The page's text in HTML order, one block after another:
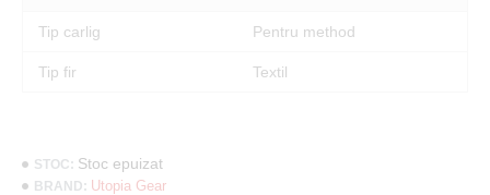
Tip carlig Pentru method
Tip fir Textil
STOC: Stoc epuizat
BRAND: Utopia Gear